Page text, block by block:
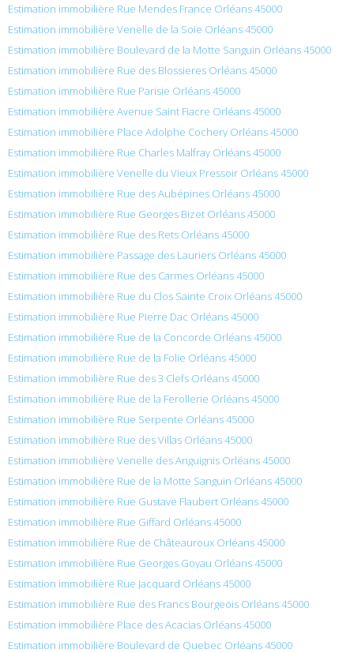
Estimation immobilière Rue Mendes France Orléans 45000
Estimation immobilière Venelle de la Soie Orléans 45000
Estimation immobilière Boulevard de la Motte Sanguin Orléans 45000
Estimation immobilière Rue des Blossieres Orléans 45000
Estimation immobilière Rue Parisie Orléans 45000
Estimation immobilière Avenue Saint Fiacre Orléans 45000
Estimation immobilière Place Adolphe Cochery Orléans 45000
Estimation immobilière Rue Charles Malfray Orléans 45000
Estimation immobilière Venelle du Vieux Pressoir Orléans 45000
Estimation immobilière Rue des Aubépines Orléans 45000
Estimation immobilière Rue Georges Bizet Orléans 45000
Estimation immobilière Rue des Rets Orléans 45000
Estimation immobilière Passage des Lauriers Orléans 45000
Estimation immobilière Rue des Carmes Orléans 45000
Estimation immobilière Rue du Clos Sainte Croix Orléans 45000
Estimation immobilière Rue Pierre Dac Orléans 45000
Estimation immobilière Rue de la Concorde Orléans 45000
Estimation immobilière Rue de la Folie Orléans 45000
Estimation immobilière Rue des 3 Clefs Orléans 45000
Estimation immobilière Rue de la Ferollerie Orléans 45000
Estimation immobilière Rue Serpente Orléans 45000
Estimation immobilière Rue des Villas Orléans 45000
Estimation immobilière Venelle des Anguignis Orléans 45000
Estimation immobilière Rue de la Motte Sanguin Orléans 45000
Estimation immobilière Rue Gustave Flaubert Orléans 45000
Estimation immobilière Rue Giffard Orléans 45000
Estimation immobilière Rue de Châteauroux Orléans 45000
Estimation immobilière Rue Georges Goyau Orléans 45000
Estimation immobilière Rue Jacquard Orléans 45000
Estimation immobilière Rue des Francs Bourgeois Orléans 45000
Estimation immobilière Place des Acacias Orléans 45000
Estimation immobilière Boulevard de Quebec Orléans 45000